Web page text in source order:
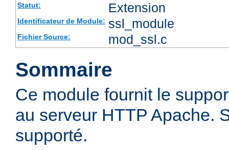
Statut: Extension
Identificateur de Module: ssl_module
Fichier Source: mod_ssl.c
Sommaire
Ce module fournit le
au serveur HTTP Apache.
supporté.